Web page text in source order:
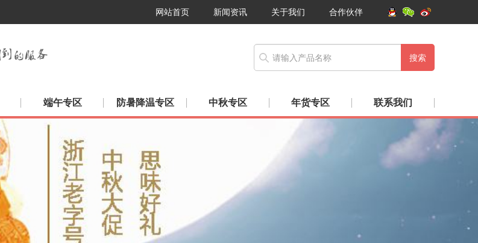
网站首页 新闻资讯 关于我们 合作伙伴
搜索
端午专区 防暑降温专区 中秋专区 年货专区 联系我们